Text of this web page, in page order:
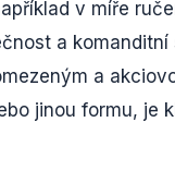
v míře
a
a
jinou formu, je